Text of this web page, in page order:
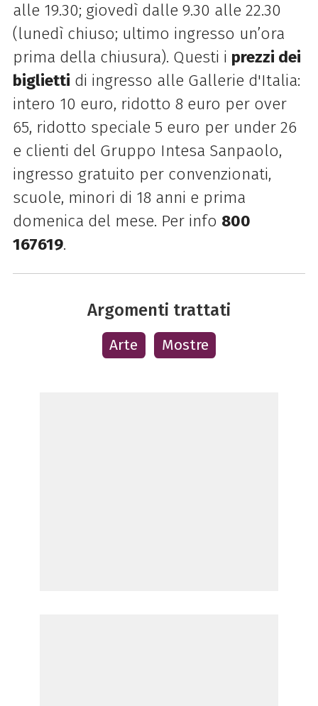
alle 19.30; giovedì dalle 9.30 alle 22.30
(lunedì chiuso; ultimo ingresso un’ora
prima della chiusura). Questi i prezzi dei
biglietti di ingresso alle Gallerie d'Italia:
intero 10 euro, ridotto 8 euro per over
65, ridotto speciale 5 euro per under 26
e clienti del Gruppo Intesa Sanpaolo,
ingresso gratuito per convenzionati,
scuole, minori di 18 anni e prima
domenica del mese. Per info 800
167619.
Argomenti trattati
Arte Mostre